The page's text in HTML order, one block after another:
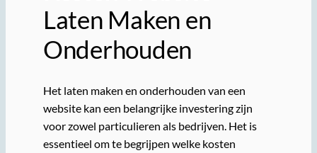
Laten Maken en
Onderhouden
Het laten maken en onderhouden van een
website kan een belangrijke investering zijn
voor zowel particulieren als bedrijven. Het is
essentieel om te begrijpen welke kosten